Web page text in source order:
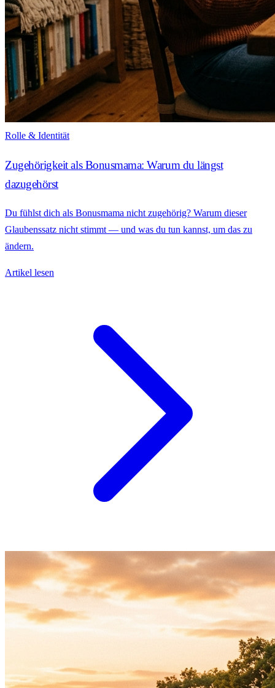
Rolle & Identität
Zugehörigkeit als Bonusmama: Warum du längst
dazugehörst
Du fühlst dich als Bonusmama nicht zugehörig? Warum dieser
Glaubenssatz nicht stimmt — und was du tun kannst, um das zu
ändern.
Artikel lesen